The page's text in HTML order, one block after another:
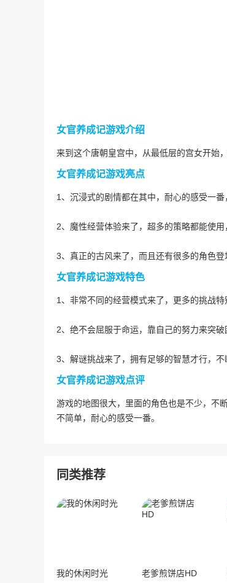
女官养成记游戏介绍
来到这个唐朝皇宫中，从最低层的宫女开始
女官养成记游戏亮点
1、沉浸式的剧情都在其中，耐心的感受一
2、魔性经营体验来了，超多的策略都能使
3、真正的古风来了，而且还有很多的角色
女官养成记游戏特色
1、非常不同的经营模式来了，更多的挑战
2、绝不会屈服于命运，靠自己的努力来突
3、解谜挑战来了，拥有足够的智慧才行，
女官养成记游戏点评
游戏的地图很大，里面的角色也是不少，不
不简单，耐心的感受一番。
同类推荐
我的休闲时光 老爹煎饼店HD